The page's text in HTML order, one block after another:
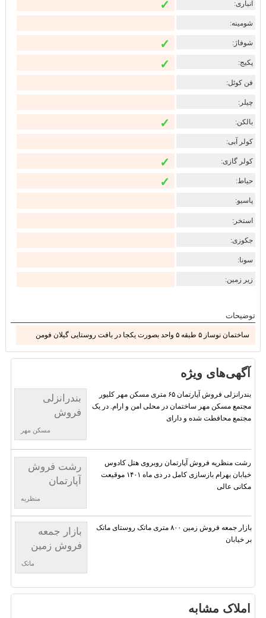
انباری: ✓
شومینه:
شوفاژ: ✓
پکیج: ✓
فن کوئل:
چیلر:
بالکن: ✓
کولر آبی:
کولر گازی: ✓
حیاط: ✓
پاسیو:
استخر:
جکوزی:
سونا:
زیر زمین:
توضیحات
ساختمان نوساز ۵ طبقه ۵ واحد بصورت یکجا در بافت روستایی گیلان فومن
آگهی‌های ویژه
بندرانزلی
فروش
مسکن مهر
بندرانزلی فروش آپارتمان ۶۵ متری مسکن مهر کلیور
مجتمع مسکن مهر ساختمان در محلی امن و ارام. در یک
مجتمع محافطت شده و دارای
رشت فروش
آپارتمان
منظریه
رشت منظریه فروش آپارتمان روبروی هتل کادوس
خیابان بهرام بازسازی کامل در دی ماه ۱۴۰۱ موقیعت
مکانی عالی
بازار جمعه
فروش زمین
ماتک
بازار جمعه فروش زمین ۸۰۰ متری ماتک روستای ماتک
بر خیابان
املاک مشابه